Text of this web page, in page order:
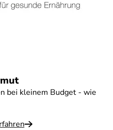
bei kleinem Budget - wie